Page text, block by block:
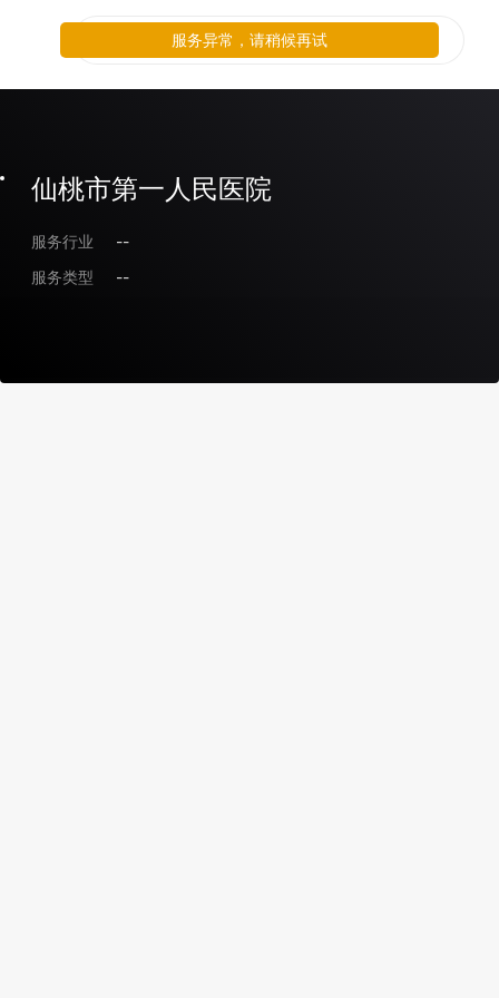
仙桃市第一人民医院
服务行业
--
服务类型
--
服务异常，请稍候再试